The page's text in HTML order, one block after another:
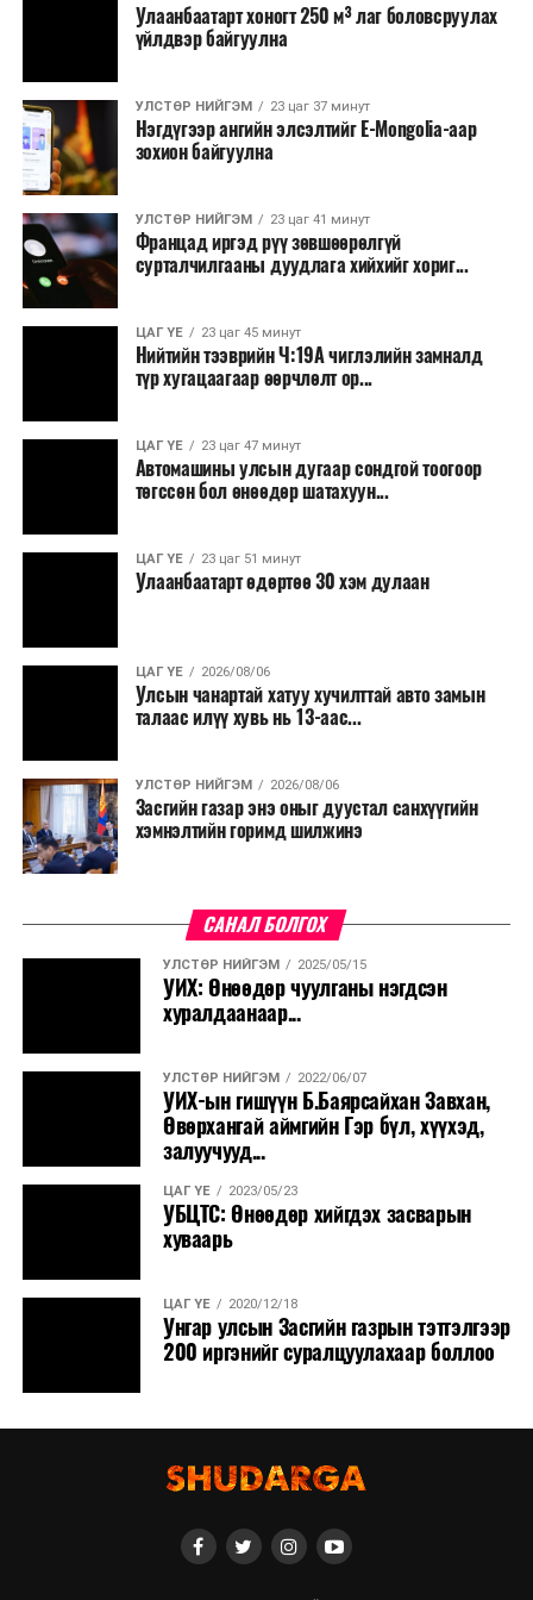
Улаанбаатарт хоногт 250 м³ лаг боловсруулах
үйлдвэр байгуулна
УЛСТӨР НИЙГЭМ 23 цаг 37 минут
Нэгдүгээр ангийн элсэлтийг E-Mongolia-аар
зохион байгуулна
УЛСТӨР НИЙГЭМ 23 цаг 41 минут
Францад иргэд рүү зөвшөөрөлгүй
сурталчилгааны дуудлага хийхийг хориг...
ЦАГ ҮЕ 23 цаг 45 минут
Нийтийн тээврийн Ч:19А чиглэлийн замналд
түр хугацаагаар өөрчлөлт ор...
ЦАГ ҮЕ 23 цаг 47 минут
Автомашины улсын дугаар сондгой тоогоор
төгссөн бол өнөөдөр шатахуун...
ЦАГ ҮЕ 23 цаг 51 минут
Улаанбаатарт өдөртөө 30 хэм дулаан
ЦАГ ҮЕ 2026/08/06
Улсын чанартай хатуу хучилттай авто замын
талаас илүү хувь нь 13-аас...
УЛСТӨР НИЙГЭМ 2026/08/06
Засгийн газар энэ оныг дуустал санхүүгийн
хэмнэлтийн горимд шилжинэ
САНАЛ БОЛГОХ
УЛСТӨР НИЙГЭМ 2025/05/15
УИХ: Өнөөдөр чуулганы нэгдсэн
хуралдаанаар...
УЛСТӨР НИЙГЭМ 2022/06/07
УИХ-ын гишүүн Б.Баярсайхан Завхан,
Өвөрхангай аймгийн Гэр бүл, хүүхэд,
залуучууд...
ЦАГ ҮЕ 2023/05/23
УБЦТС: Өнөөдөр хийгдэх засварын
хуваарь
ЦАГ ҮЕ 2020/12/18
Унгар улсын Засгийн газрын тэтгэлгээр
200 иргэнийг суралцуулахаар боллоо